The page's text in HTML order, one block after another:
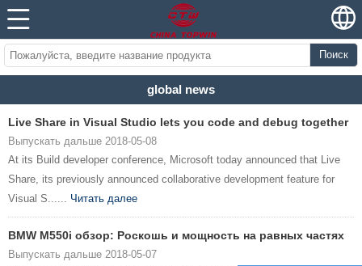
Поиск
global news
Live Share in Visual Studio lets you code and debug together
Выпускать дальше 2018-05-08
At its Build developer conference, Microsoft today announced that Live
Share, its previously announced collaborative development feature for
Visual S...... Читать далее
BMW M550i обзор: Роскошь и мощность на равных частях
Выпускать дальше 2018-05-07